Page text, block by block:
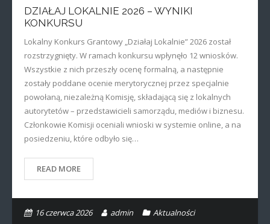
DZIAŁAJ LOKALNIE 2026 – WYNIKI
KONKURSU
Lokalny Konkurs Grantowy „Działaj Lokalnie” 2026 został
rozstrzygnięty. W ramach konkursu wpłynęło 12 wniosków.
Wszystkie z nich przeszły ocenę formalną, a następnie
zostały poddane ocenie merytorycznej przez specjalnie
powołaną, niezależną Komisję, składającą się z lokalnych
autorytetów – przedstawicieli samorządu, mediów i biznesu.
Członkowie Komisji oceniali wnioski w systemie online, a na
posiedzeniu, które odbyło się…
READ MORE
16 czerwca 2026 admin Aktualności